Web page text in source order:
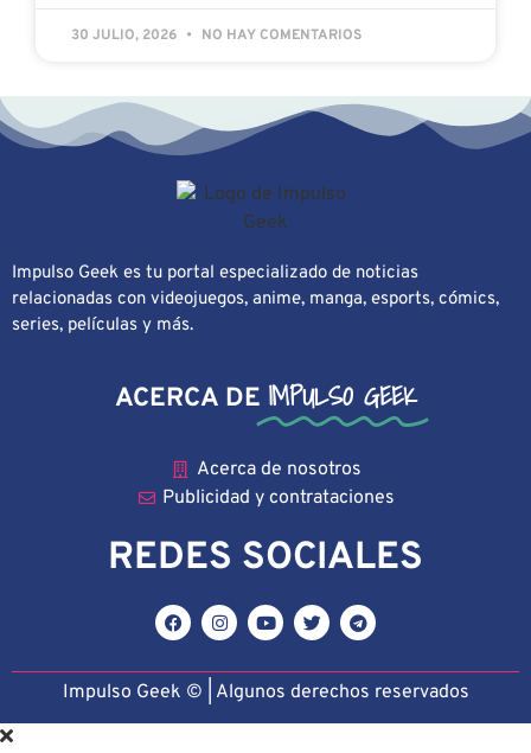
30 JULIO, 2026 NO HAY COMENTARIOS
Impulso Geek es tu portal especializado de noticias
relacionadas con videojuegos, anime, manga, esports, cómics,
series, películas y más.
ACERCA DE IMPULSO GEEK
Acerca de nosotros
Publicidad y contrataciones
REDES SOCIALES
Impulso Geek © | Algunos derechos reservados